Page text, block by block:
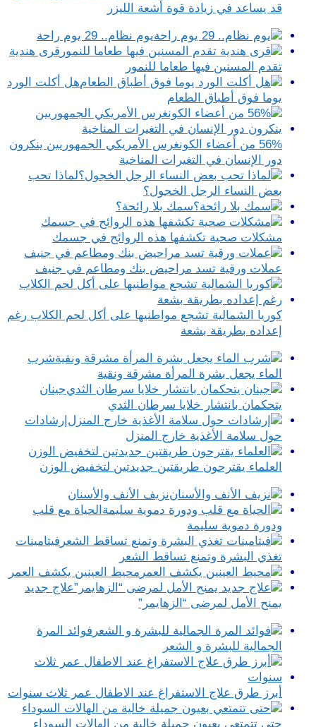
قد يساعد في زيادة قوة أشعة الليزر
يوم نظام.. 29 يوم راحة
قرى هندية
تقدم المسنين فيها طعاما للنمور
هل أكلت الورد
يوما فوق أطباق الطعام
56% من أعضاء الكونغرس الأمريكي الجمهوريين ينكرون
دور الإنسان في التغيرات المناخية
لماذا تحب
بعض النساء الرجل الخجول؟
سمك بلا رائحة؟
مشكلات صحية تكشفها هذه الروائح في جسمك
عملات ورقية تسد مراحيض بنك ومطاعم في جنيف
كوريا الشمالية تشجع مواطنيها على أكل لحم الكلاب رغم
إعداده بطريقة بشعة
شرب
الماء يجعل بشرة المرأة مشرقة ونقية
جينان
يتحكمان بانتشار خلايا سرطان الثدي
إرشادات
حول سلامة الأغذية خارج المنزل
العلماء يقترحون طريقتين جديدتين لتخفيض الوزن
نزيف الأنف والأسنان
الحياة مع قلب
ودورة دموية سليمة
فيتامينات
تغذي البشرة وتمنع تساقط الشعر
محيط العينين يكشف العمر
علاج جديد
يمنح الأمل لمرضى “الزهايمر”
فوائد المرة
الجمالية للبشرة و الشعر
أبرز طرق علاج الاستفراغ عند الاطفال عمر ثلاث سنوات
حتى تتمتعي بعيون جميلة خالية من الهالات السوداء